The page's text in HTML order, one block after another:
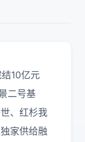
10亿元
二号基
、红杉我
家供给融